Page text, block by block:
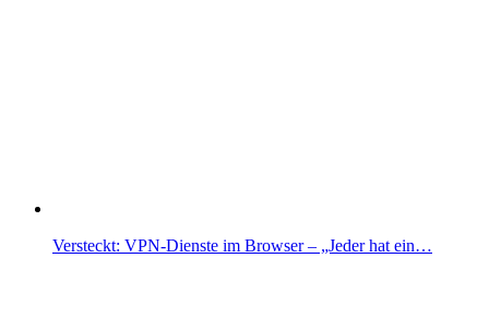
Versteckt: VPN-Dienste im Browser – „Jeder hat ein…